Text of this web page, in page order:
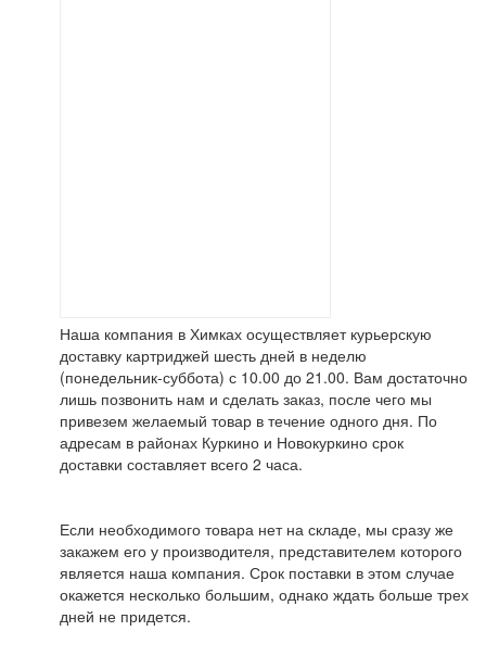
Наша компания в Химках осуществляет курьерскую
доставку картриджей шесть дней в неделю
(понедельник-суббота) с 10.00 до 21.00. Вам достаточно
лишь позвонить нам и сделать заказ, после чего мы
привезем желаемый товар в течение одного дня. По
адресам в районах Куркино и Новокуркино срок
доставки составляет всего 2 часа.
Если необходимого товара нет на складе, мы сразу же
закажем его у производителя, представителем которого
является наша компания. Срок поставки в этом случае
окажется несколько большим, однако ждать больше трех
дней не придется.